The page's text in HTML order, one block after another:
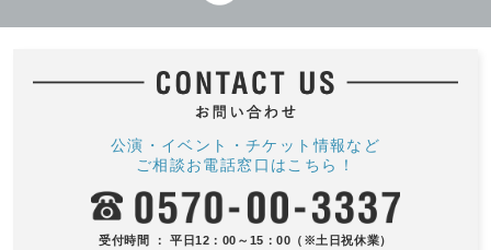
公演・イベント・チケット情報など
ご相談お電話窓口はこちら！
受付時間 ： 平日12：00～15：00（※土日祝休業）